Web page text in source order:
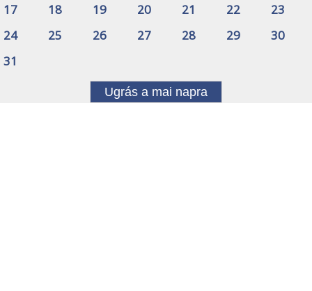
17
18 19 20 21 22
23
24
25 26 27 28 29
30
31
Ugrás a mai napra